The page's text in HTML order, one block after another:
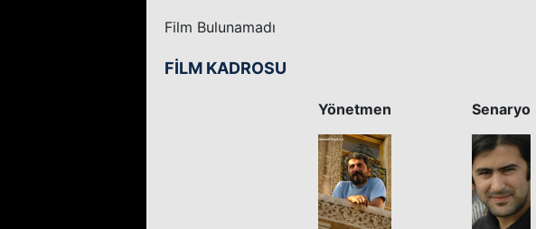
Film Bulunamadı
FİLM KADROSU
Yönetmen Senaryo